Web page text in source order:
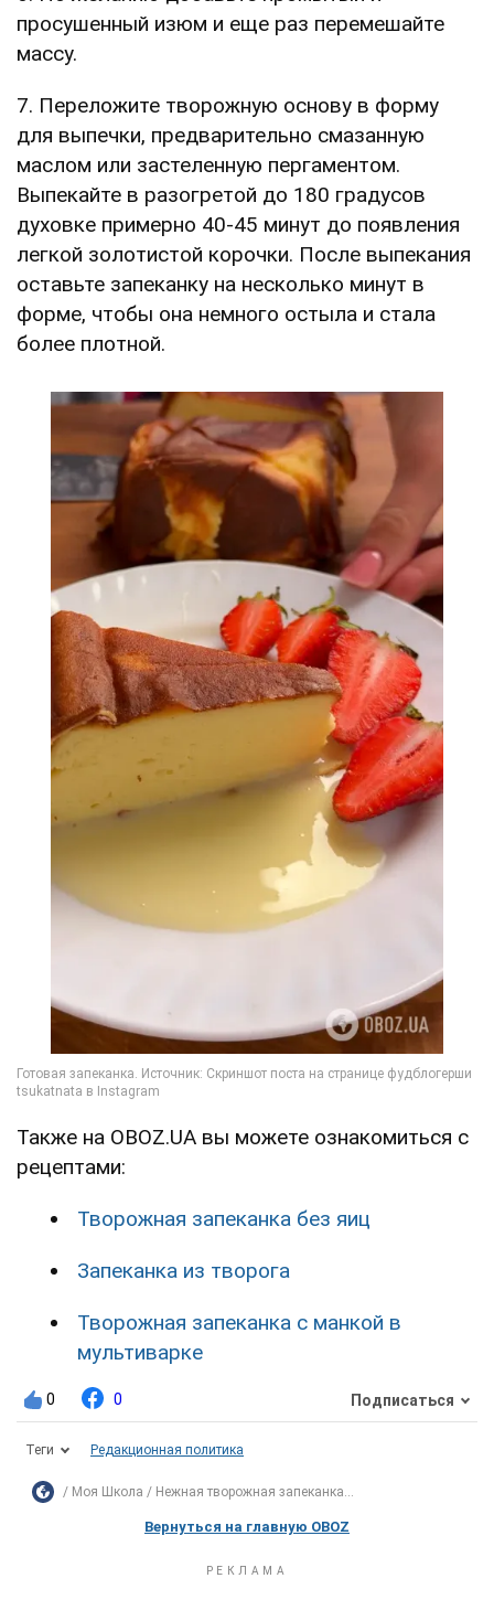
просушенный изюм и еще раз перемешайте
массу.
7. Переложите творожную основу в форму
для выпечки, предварительно смазанную
маслом или застеленную пергаментом.
Выпекайте в разогретой до 180 градусов
духовке примерно 40-45 минут до появления
легкой золотистой корочки. После выпекания
оставьте запеканку на несколько минут в
форме, чтобы она немного остыла и стала
более плотной.
Также на OBOZ.UA вы можете ознакомиться с
рецептами:
Творожная запеканка без яиц
Запеканка из творога
Творожная запеканка с манкой в
мультиварке
0 0 Подписаться
Теги Редакционная политика
Моя Школа Нежная творожная запеканка...
Вернуться на главную OBOZ